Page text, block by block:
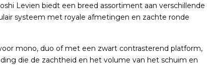
Levien biedt een breed assortiment aan verschillende
systeem met royale afmetingen en zachte ronde
mono, duo of met een zwart contrasterend platform,
die de zachtheid en het volume van het schuim en